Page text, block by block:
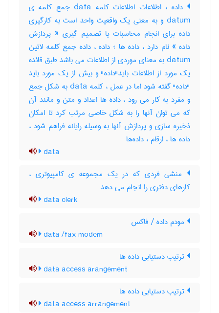
داده ، اطلاعات اطلاعات کلمه data جمع کلمه ی
datum و به معنی یک واقعیت واحد است به کارگیری
داده برای انجام محاسبات یا تصمیم گیری « پردازش
داده » نام دارد ، داده ها ؛ داده ، داده جمع کلمه لاتین
datum به معنای موردی از اطلاعات می باشد طبق قائده
یک مورد از اطلاعات باید"داده" و بیش از یک مورد باید
"داده" گفته شود اما در عمل ، کلمه data به شکل جمع
و مفرد به کار می رود ، داده ها اعداد و متن و مانند آن
که می توان آنها را به شکل خاصی مرتب کرد تا امکان
ذخیره سازی و پردازش آنها به وسیله رایانه فراهم شود ،
داده ها ، ارقام ، داده‌ها
data
منشی فردی که در یک مجموعه ی کامپیوتری ،
کارهای دفتری را انجام می دهد
data clerk
مودم داده / فاکس
data /fax modem
ترتیب دستیابی داده ها
data access arangement
ترتیب دستیابی داده ها
data access arrangement